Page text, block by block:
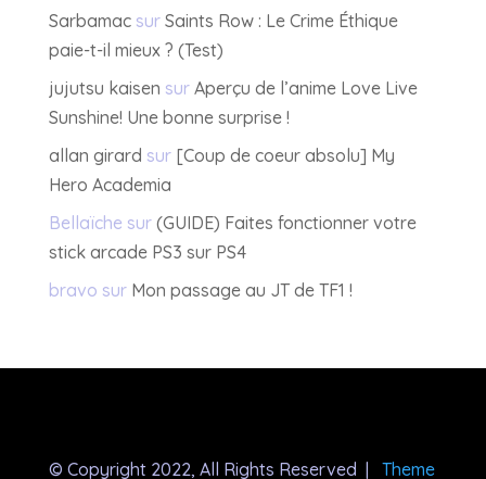
Sarbamacsur Saints Row : Le Crime Éthique
paie-t-il mieux ? (Test)
jujutsu kaisen sur Aperçu de l’anime Love Live
Sunshine! Une bonne surprise !
allan girard sur [Coup de coeur absolu] My
Hero Academia
Bellaïche sur (GUIDE) Faites fonctionner votre
stick arcade PS3 sur PS4
bravo sur Mon passage au JT de TF1 !
© Copyright 2022, All Rights Reserved | Theme